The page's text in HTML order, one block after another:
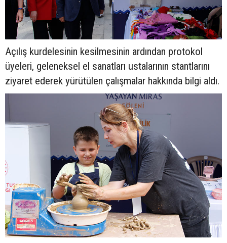
Açılış kurdelesinin kesilmesinin ardından protokol
üyeleri, geleneksel el sanatları ustalarının stantlarını
ziyaret ederek yürütülen çalışmalar hakkında bilgi aldı.